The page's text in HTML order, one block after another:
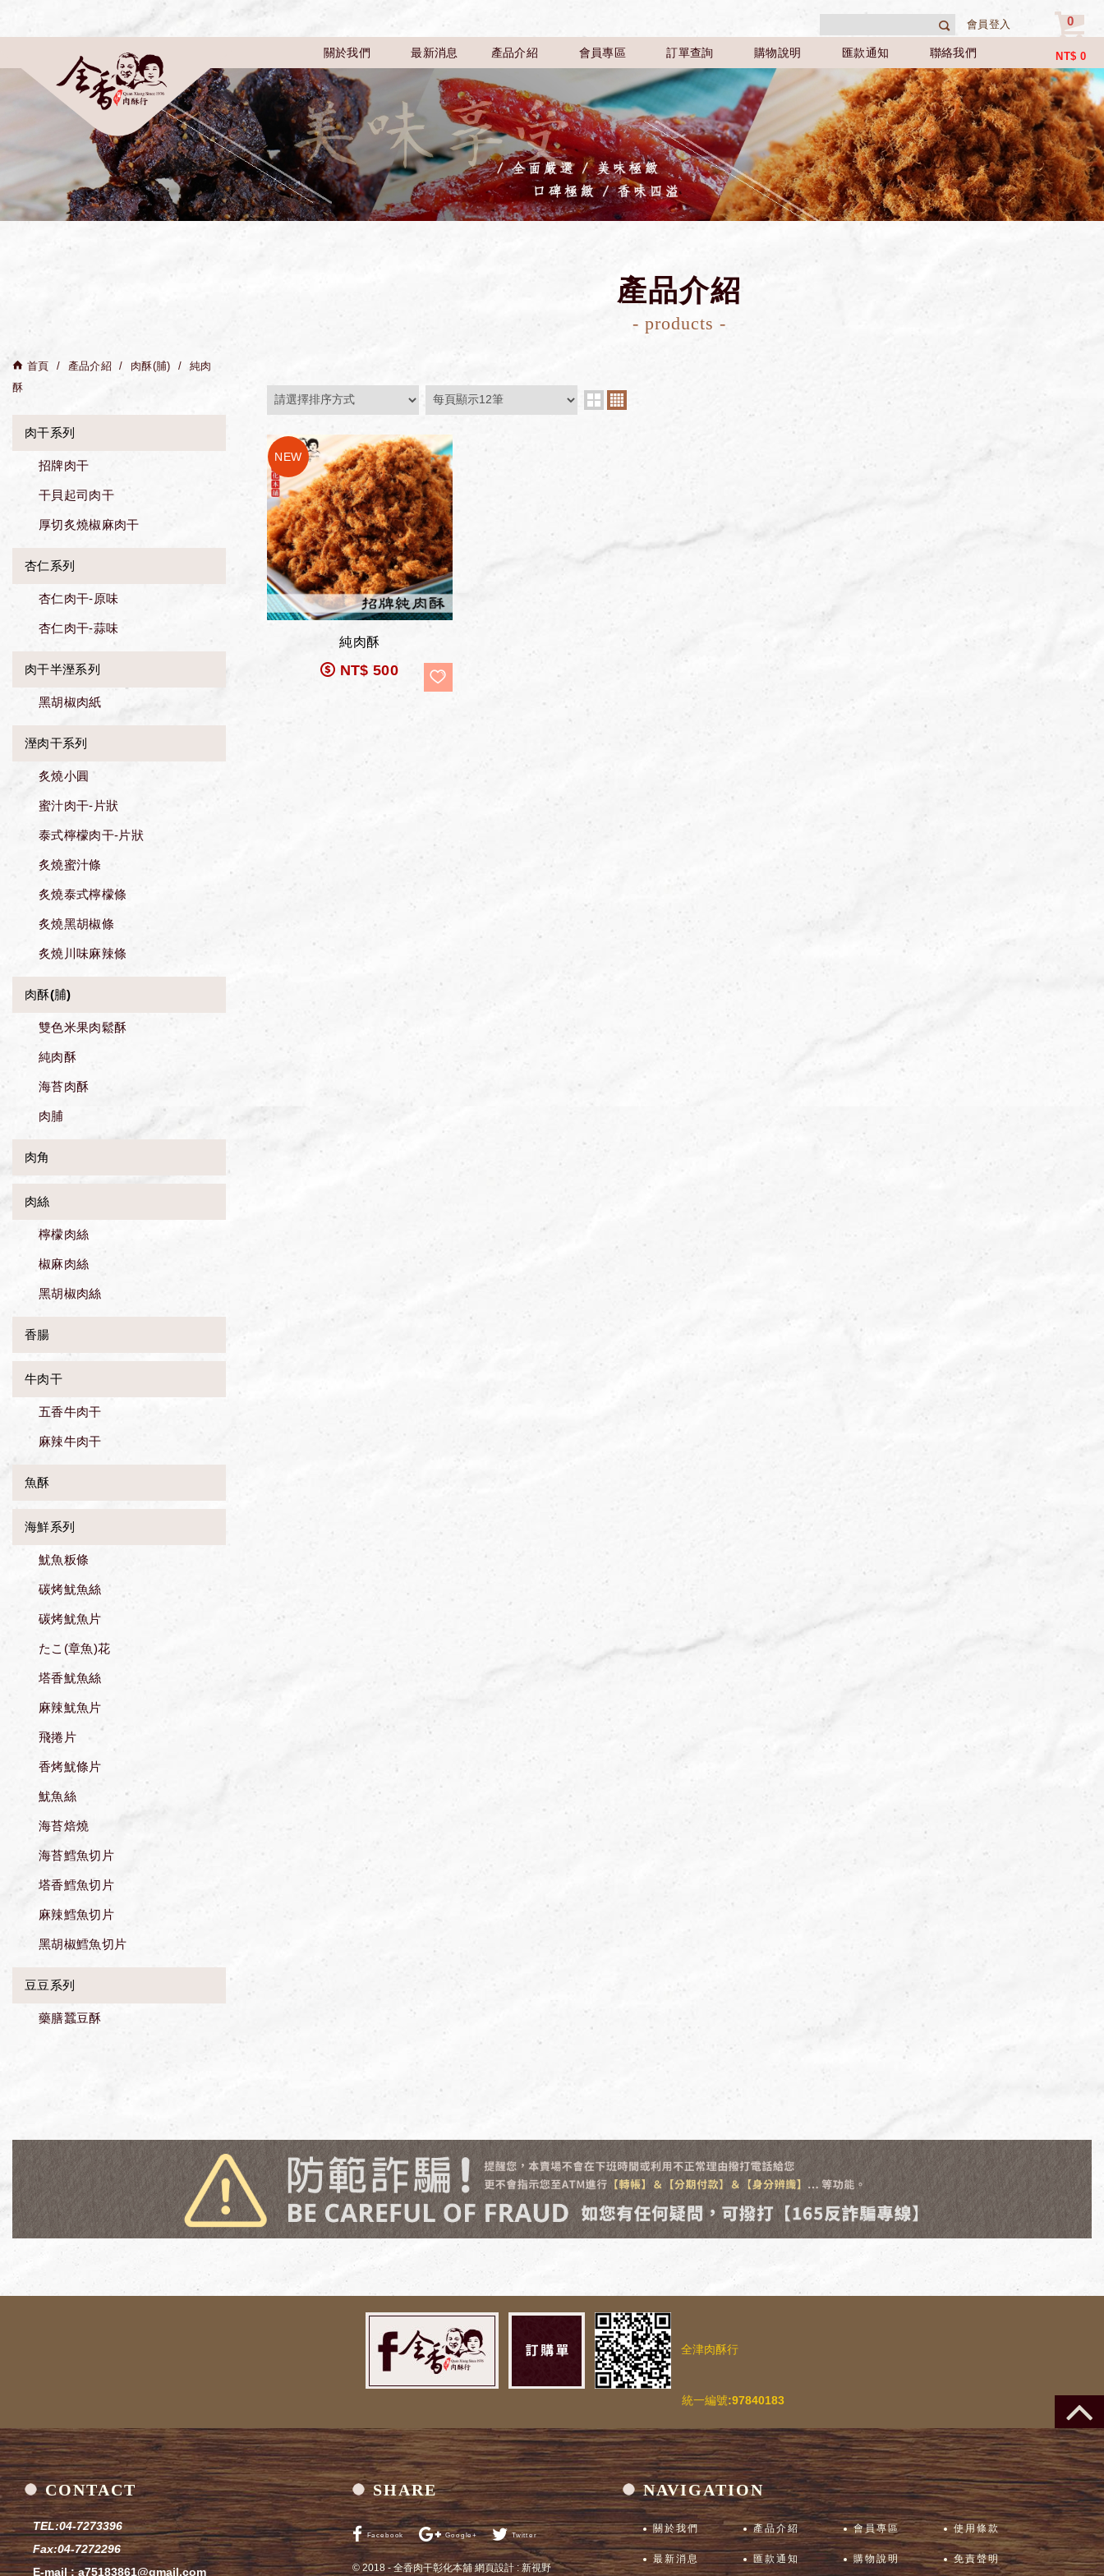
會員登入 0
NT$ 0
關於我們 最新消息 產品介紹 會員專區 訂單查詢 購物說明 匯款通知 聯絡我們
首頁 產品介紹 肉酥(脯)
純肉
酥
肉干系列
招牌肉干
干貝起司肉干
厚切炙燒椒麻肉干
杏仁系列
杏仁肉干-原味
杏仁肉干-蒜味
肉干半溼系列
黑胡椒肉紙
溼肉干系列
炙燒小圓
蜜汁肉干-片狀
泰式檸檬肉干-片狀
炙燒蜜汁條
炙燒泰式檸檬條
炙燒黑胡椒條
炙燒川味麻辣條
肉酥(脯)
雙色米果肉鬆酥
純肉酥
海苔肉酥
肉脯
肉角
肉絲
檸檬肉絲
椒麻肉絲
黑胡椒肉絲
香腸
牛肉干
五香牛肉干
麻辣牛肉干
魚酥
海鮮系列
魷魚粄條
碳烤魷魚絲
碳烤魷魚片
たこ(章魚)花
塔香魷魚絲
麻辣魷魚片
飛捲片
香烤魷條片
魷魚絲
海苔焙燒
海苔鱈魚切片
塔香鱈魚切片
麻辣鱈魚切片
黑胡椒鱈魚切片
豆豆系列
藥膳蠶豆酥
產品介紹
- products -
純肉酥
NT$ 500
全津肉酥行
統一編號:97840183
CONTACT
TEL:04-7273396
Fax:04-7272296
E-mail :a75183861@gmail.com
SHARE
Facebook Google+ Twitter
© 2018 - 全香肉干彰化本舖網頁設計 : 新視野
NAVIGATION
關於我們
最新消息
產品介紹
匯款通知
會員專區
購物說明
使用條款
免責聲明